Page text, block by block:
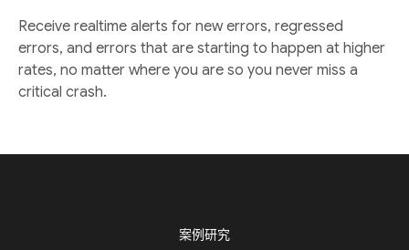
Receive realtime alerts for new errors, regressed
errors, and errors that are starting to happen at higher
rates, no matter where you are so you never miss a
critical crash.
案例研究